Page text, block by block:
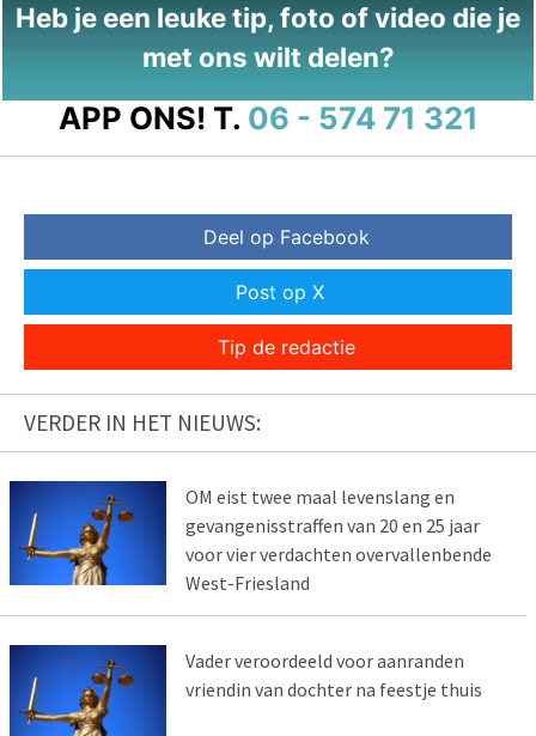
Heb je een leuke tip, foto of video die je
met ons wilt delen?
APP ONS! T. 06 - 574 71 321
Deel op Facebook
Post op X
Tip de redactie
VERDER IN HET NIEUWS:
OM eist twee maal levenslang en
gevangenisstraffen van 20 en 25 jaar
voor vier verdachten overvallenbende
West-Friesland
Vader veroordeeld voor aanranden
vriendin van dochter na feestje thuis